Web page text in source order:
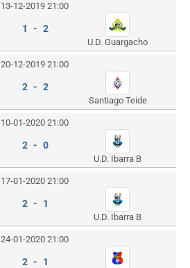
13-12-2019 21:00
1 - 2
U.D. Guargacho
20-12-2019 21:00
2 - 2
Santiago Teide
10-01-2020 21:00
2 - 0
U.D. Ibarra B
17-01-2020 21:00
2 - 1
U.D. Ibarra B
24-01-2020 21:00
2 - 1